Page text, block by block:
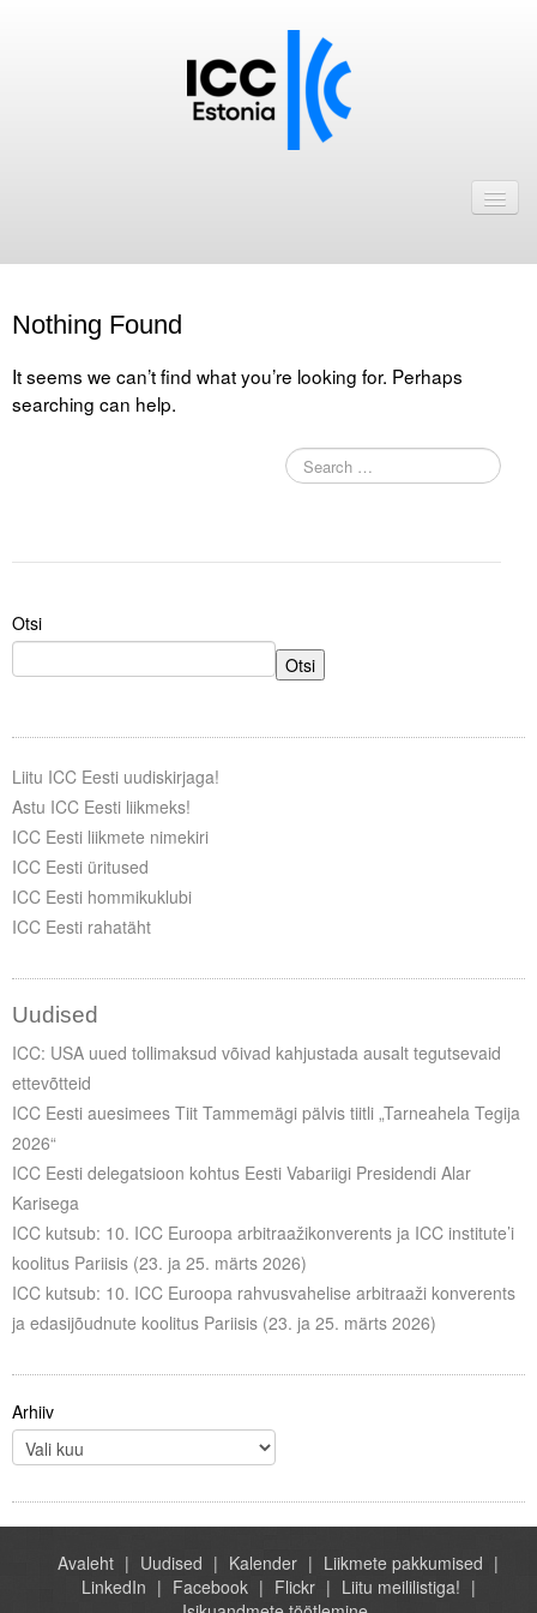
ICC Eesti liikmebaas
Liikmete pakkumised
Publikatsioonid
Arvamus
Viidad
ICC WBO
ICC komisjonid
Digiraamatukogu
Juhendid ja väljaanded
Kontakt
Liitu meililistiga
Oskusteave
Incoterms® 2020
Abimaterjalid
Projektid
Nothing Found
It seems we can’t find what you’re looking for. Perhaps
searching can help.
Otsi
Otsi
Liitu ICC Eesti uudiskirjaga!
Astu ICC Eesti liikmeks!
ICC Eesti liikmete nimekiri
ICC Eesti üritused
ICC Eesti hommikuklubi
ICC Eesti rahatäht
Uudised
ICC: USA uued tollimaksud võivad kahjustada ausalt tegutsevaid
ettevõtteid
ICC Eesti auesimees Tiit Tammemägi pälvis tiitli „Tarneahela Tegija
2026“
ICC Eesti delegatsioon kohtus Eesti Vabariigi Presidendi Alar
Karisega
ICC kutsub: 10. ICC Euroopa arbitraažikonverents ja ICC institute’i
koolitus Pariisis (23. ja 25. märts 2026)
ICC kutsub: 10. ICC Euroopa rahvusvahelise arbitraaži konverents
ja edasijõudnute koolitus Pariisis (23. ja 25. märts 2026)
Arhiiv
Avaleht Uudised Kalender
Liikmete pakkumised
LinkedIn
Facebook Flickr
Liitu meililistiga!